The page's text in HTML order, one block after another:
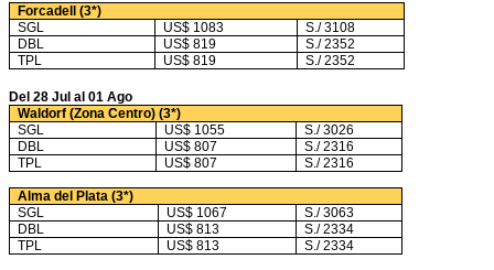
Forcadell (3*)
SGL
US$ 1083
S./ 3108
DBL
US$ 819
S./ 2352
TPL
US$ 819 S./ 2352
Del 28 Jul al 01 Ago
Waldorf (Zona Centro) (3*)
SGL
US$ 1055
S./ 3026
DBL
US$ 807
S./ 2316
TPL
US$ 807 S./ 2316
Alma del Plata (3*)
SGL
US$ 1067
S./ 3063
DBL
US$ 813
S./ 2334
TPL
US$ 813 S./ 2334